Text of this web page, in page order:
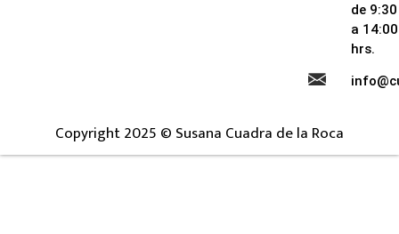
de 9:30
a 14:00
hrs.
Copyright 2025 © Susana Cuadra de la Roca